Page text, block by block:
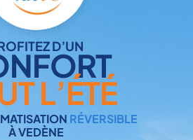
D’UN
L’ÉTÉ
RÉVERSIBLE
À VEDÈNE